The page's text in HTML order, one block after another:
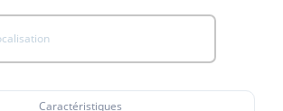
Caractéristiques